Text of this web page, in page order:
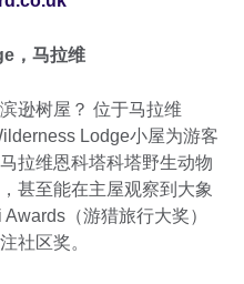
，马拉维
逊树屋？ 位于马拉维
Lodge小屋为游客
拉维恩科塔科塔野生动物
甚至能在主屋观察到大象
（游猎旅行大奖）
社区奖。